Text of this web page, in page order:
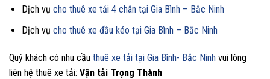
Dịch vụ cho thuê xe tải 4 chân tại Gia Bình – Bắc Ninh
Dịch vụ cho thuê xe đầu kéo tại Gia Bình – Bắc Ninh
Quý khách có nhu cầu thuê xe tải tại Gia Bình- Bắc Ninh vui lòng
liên hệ thuê xe tải: Vận tải Trọng Thành